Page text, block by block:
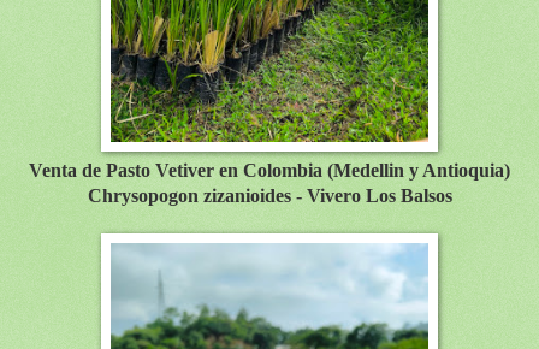
Venta de Pasto Vetiver en Colombia (Medellin y Antioquia)
Chrysopogon zizanioides - Vivero Los Balsos